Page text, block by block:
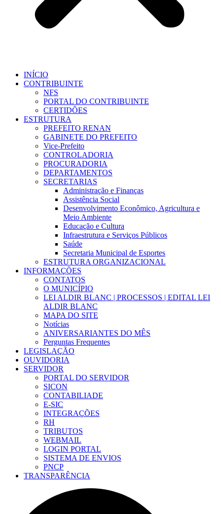
INÍCIO
CONTRIBUINTE
NFS
PORTAL DO CONTRIBUINTE
CERTIDÕES
ESTRUTURA
PREFEITO RENAN
GABINETE DO PREFEITO
Vice-Prefeito
CONTROLADORIA
PROCURADORIA
DEPARTAMENTOS
SECRETARIAS
Administração e Finanças
Assistência Social
Desenvolvimento Econômico, Agricultura e
Meio Ambiente
Educação e Cultura
Infraestrutura e Serviços Públicos
Saúde
Secretaria Municipal de Esportes
ESTRUTURA ORGANIZACIONAL
INFORMAÇÕES
CONTATOS
O MUNICÍPIO
LEI ALDIR BLANC | PROCESSOS | EDITAL LEI
ALDIR BLANC
MAPA DO SITE
Notícias
ANIVERSARIANTES DO MÊS
Perguntas Frequentes
LEGISLAÇÃO
OUVIDORIA
SERVIDOR
PORTAL DO SERVIDOR
SICON
CONTABILIADE
E-SIC
INTEGRAÇÕES
RH
TRIBUTOS
WEBMAIL
LOGIN PORTAL
SISTEMA DE ENVIOS
PNCP
TRANSPARÊNCIA